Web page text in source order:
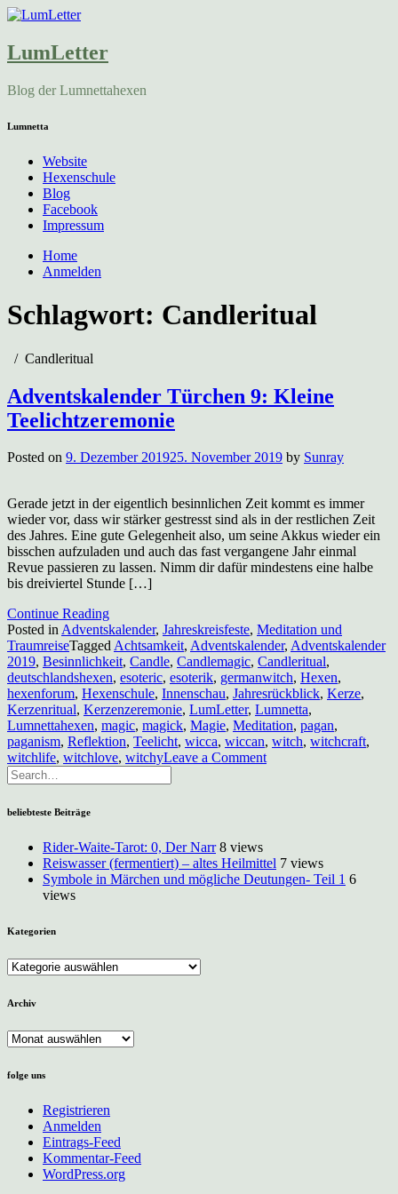
LumLetter
Blog der Lumnettahexen
Lumnetta
Website
Hexenschule
Blog
Facebook
Impressum
Home
Anmelden
Schlagwort: Candleritual
Candleritual
Adventskalender Türchen 9: Kleine
Teelichtzeremonie
Posted on 9. Dezember 201925. November 2019 by Sunray
Gerade jetzt in der eigentlich besinnlichen Zeit kommt es immer
wieder vor, dass wir stärker gestresst sind als in der restlichen Zeit
des Jahres. Eine gute Gelegenheit also, um seine Akkus wieder ein
bisschen aufzuladen und auch das fast vergangene Jahr einmal
Revue passieren zu lassen. Nimm dir dafür mindestens eine halbe
bis dreiviertel Stunde […]
Continue Reading
Posted inAdventskalender, Jahreskreisfeste, Meditation und
TraumreiseTaggedAchtsamkeit, Adventskalender, Adventskalender
2019, Besinnlichkeit, Candle, Candlemagic, Candleritual,
deutschlandshexen, esoteric, esoterik, germanwitch, Hexen,
hexenforum, Hexenschule, Innenschau, Jahresrückblick, Kerze,
Kerzenritual, Kerzenzeremonie, LumLetter, Lumnetta,
Lumnettahexen, magic, magick, Magie, Meditation, pagan,
paganism, Reflektion, Teelicht, wicca, wiccan, witch, witchcraft,
witchlife, witchlove, witchyLeave a Commenton
beliebteste Beiträge
Rider-Waite-Tarot: 0, Der Narr 8 views
Reiswasser (fermentiert) – altes Heilmittel 7 views
Symbole in Märchen und mögliche Deutungen- Teil 1 6
views
Kategorien
Kategorien
Archiv
Archiv
folge uns
Registrieren
Anmelden
Eintrags-Feed
Kommentar-Feed
WordPress.org